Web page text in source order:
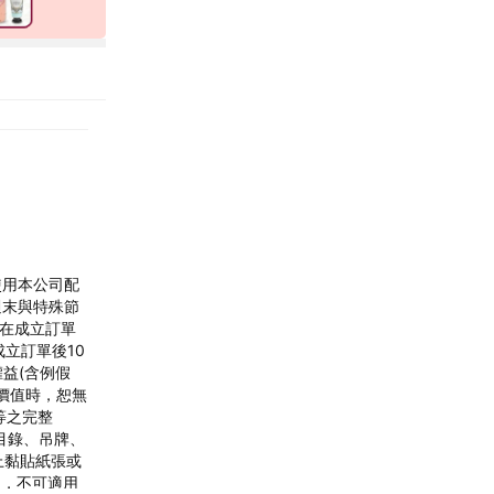
本公司配
與特殊節
成立訂單
訂單後10
(含例假
值時，恕無
之完整
、吊牌、
貼紙張或
不可適用